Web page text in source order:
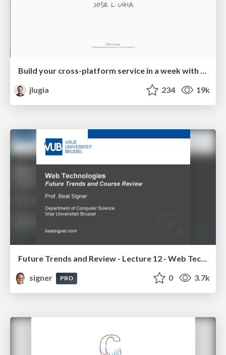
Build your cross-platform service in a week with App Engine
jlugia
234 19k
Future Trends and Review - Lecture 12 - Web Technologies (1019888BNR)
signer
PRO 0 3.7k